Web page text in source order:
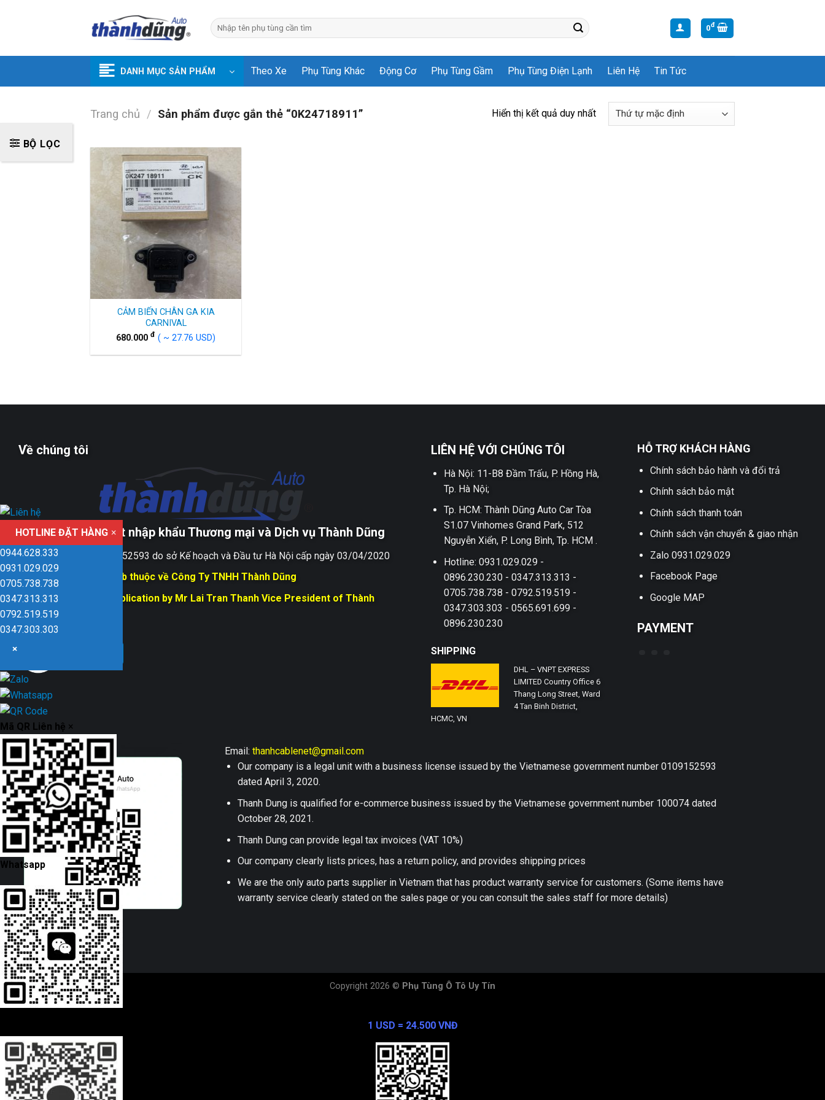
Tìm
kiếm:
0đ
DANH MỤC SẢN PHẨM Theo Xe Phụ Tùng Khác Động Cơ Phụ Tùng Gầm Phụ Tùng Điện Lạnh Liên Hệ Tin Tức
Trang chủ / Sản phẩm được gắn thẻ “0K24718911”
BỘ LỌC
Hiển thị kết quả duy nhất
CẢM BIẾN CHÂN GA KIA
CARNIVAL
680.000 đ ( ~ 27.76 USD)
Về chúng tôi
Công ty TNHH xuất nhập khẩu Thương mại và Dịch vụ Thành Dũng
Giấy ĐKKD số 0109152593 do sở Kế hoạch và Đầu tư Hà Nội cấp ngày 03/04/2020
Bản quyền trang web thuộc về Công Ty TNHH Thành Dũng
Responsible for Publication by Mr Lai Tran Thanh Vice President of Thành
Dũng company
LIÊN HỆ VỚI CHÚNG TÔI
Hà Nội: 11-B8 Đầm Trấu, P. Hồng Hà,
Tp. Hà Nội;
Tp. HCM: Thành Dũng Auto Car Tòa
S1.07 Vinhomes Grand Park, 512
Nguyễn Xiển, P. Long Bình, Tp. HCM .
Hotline: 0931.029.029 -
0896.230.230 - 0347.313.313 -
0705.738.738 - 0792.519.519 -
0347.303.303 - 0565.691.699 -
0896.230.230
SHIPPING
DHL – VNPT EXPRESS
LIMITED Country Office 6
Thang Long Street, Ward
4 Tan Binh District,
HCMC, VN
HỖ TRỢ KHÁCH HÀNG
Chính sách bảo hành và đổi trả
Chính sách bảo mật
Chính sách thanh toán
Chính sách vận chuyển & giao nhận
Zalo 0931.029.029
Facebook Page
Google MAP
PAYMENT
Email: thanhcablenet@gmail.com
Our company is a legal unit with a business license issued by the Vietnamese government number 0109152593
dated April 3, 2020.
Thanh Dung is qualified for e-commerce business issued by the Vietnamese government number 100074 dated
October 28, 2021.
Thanh Dung can provide legal tax invoices (VAT 10%)
Our company clearly lists prices, has a return policy, and provides shipping prices
We are the only auto parts supplier in Vietnam that has product warranty service for customers. (Some items have
warranty service clearly stated on the sales page or you can consult the sales staff for more details)
Copyright 2026 © Phụ Tùng Ô Tô Uy Tín
HOTLINE ĐẶT HÀNG ×
0944.628.333
0931.029.029
0705.738.738
0347.313.313
0792.519.519
0347.303.303
×
Mã QR Liên hệ ×
Whatsapp
1 USD = 24.500 VNĐ